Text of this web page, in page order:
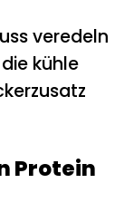
veredeln
kühle
Protein